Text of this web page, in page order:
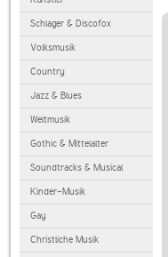
Schlager & Discofox
Volksmusik
Country
Jazz & Blues
Weltmusik
Gothic & Mittelalter
Soundtracks & Musical
Kinder-Musik
Gay
Christliche Musik